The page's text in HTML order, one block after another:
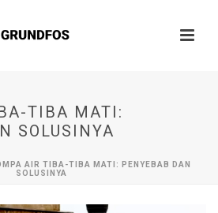
TIBA MATI:
SOLUSINYA
AIR TIBA-TIBA MATI: PENYEBAB DAN
SOLUSINYA